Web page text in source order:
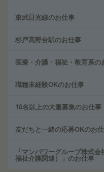
東武日光線のお仕事
杉戸高野台駅のお仕事
医療・介護・福祉・教育系の
職種未経験OKのお仕事
10名以上の大量募集のお仕事
友だちと一緒の応募OKのお
「マンパワーグループ株
福祉介護関連）」のお仕事